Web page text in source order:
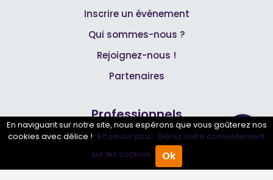
Annuaire Pro Agenda
Inscrire un événement
Qui sommes-nous ?
Rejoignez-nous !
Partenaires
Professionnels
Annuaire pro
Inscrire mon entreprise
En naviguant sur notre site, nous espérons que vous goûterez nos
cookies avec délice ! En savoir plus. Gérez votre consentement
sur les cookies.
Ok